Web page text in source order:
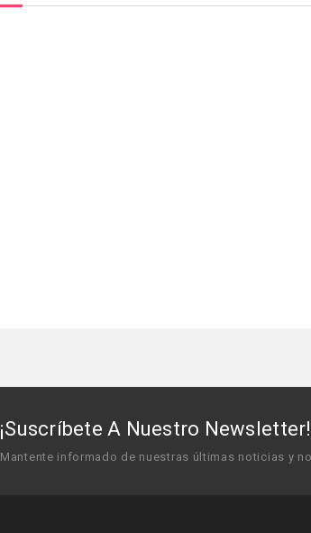
¡Suscríbete A Nuestro Newsletter!
Mantente informado de nuestras últimas noticias y